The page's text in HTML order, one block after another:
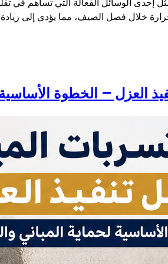
خلال فصل الصيف، مما يؤدي إلى
العزل – الخطوة الأساسية